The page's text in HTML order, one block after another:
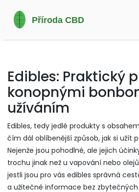
Edibles: Praktický
konopnými
užíváním
Edibles, tedy jedlé produkty s
čím dál oblíbenější způsob, jak si užít
Nejenže jsou pohodlné, ale jejich
trochu jinak než u vapování nebo
jestli jsou pro vás edibles správná
a užitečné informace bez